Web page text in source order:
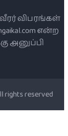
விபரங்கள்
என்ற
அனுப்பி
rights reserved